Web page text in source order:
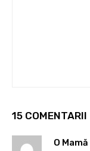
15 COMENTARII
O Mamă